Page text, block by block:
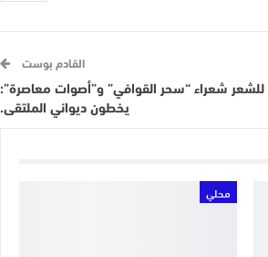
القادم بوست
للشعر شعراء “سحر القوافي” و”أصوات معاصرة”:
يخطون ديواني الملتقى.
محلي